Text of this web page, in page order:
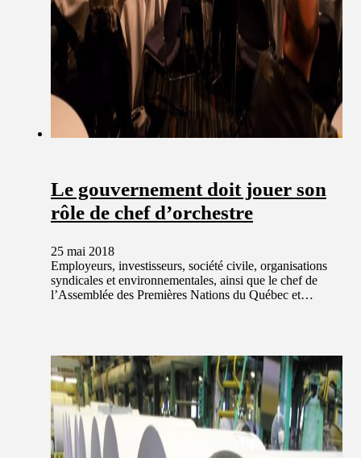
Le gouvernement doit jouer son
rôle de chef d’orchestre
25 mai 2018
Employeurs, investisseurs, société civile, organisations
syndicales et environnementales, ainsi que le chef de
l’Assemblée des Premières Nations du Québec et…